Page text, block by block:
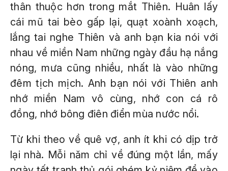
thân thuộc hơn trong mắt Thiên. Huân lấy
cái mũ tai bèo gấp lại, quạt xoành xoạch,
lắng tai nghe Thiên và anh bạn kia nói với
nhau về miền Nam những ngày đầu hạ nắng
nóng, mưa cũng nhiều, nhất là vào những
đêm tịch mịch. Anh bạn nói với Thiên anh
nhớ miền Nam vô cùng, nhớ con cá rô
đồng, nhớ bông điên điển mùa nước nổi.
Từ khi theo về quê vợ, anh ít khi có dịp trở
lại nhà. Mỗi năm chỉ về đúng một lần, mấy